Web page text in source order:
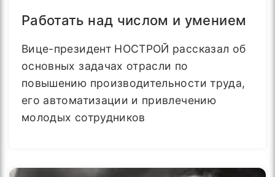
Работать над числом и умением
Вице-президент НОСТРОЙ рассказал об
основных задачах отрасли по
повышению производительности труда,
его автоматизации и привлечению
молодых сотрудников